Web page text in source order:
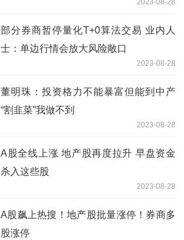
部分券商暂停量化T+0算法交易 业内人
士：单边行情会放大风险敞口
2023-08-28
董明珠：投资格力不能暴富但能到中产
“割韭菜”我做不到
2023-08-28
A股全线上涨 地产股再度拉升 早盘资金
杀入这些股
2023-08-28
A股飙上热搜！地产股批量涨停！券商多
股涨停